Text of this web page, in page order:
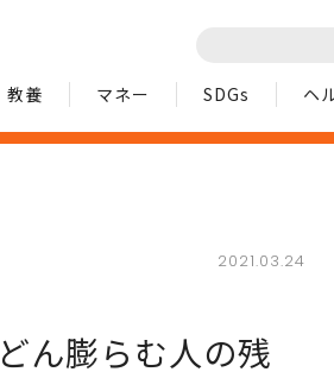
教養 マネー SDGs ヘ
2021.03.24
ん膨らむ人の残